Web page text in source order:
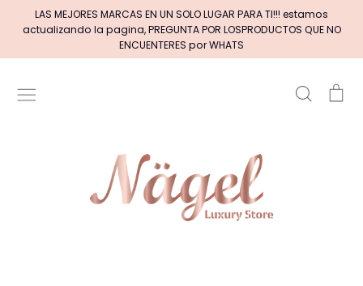
directamente
contenido
LAS MEJORES MARCAS EN UN SOLO LUGAR PARA TI!!! estamos
actualizando la pagina, PREGUNTA POR LOSPRODUCTOS QUE NO
ENCUENTERES por WHATS
Buscar
MARCAS DE ACRILICOS & GEL PINCELES (por tipos)